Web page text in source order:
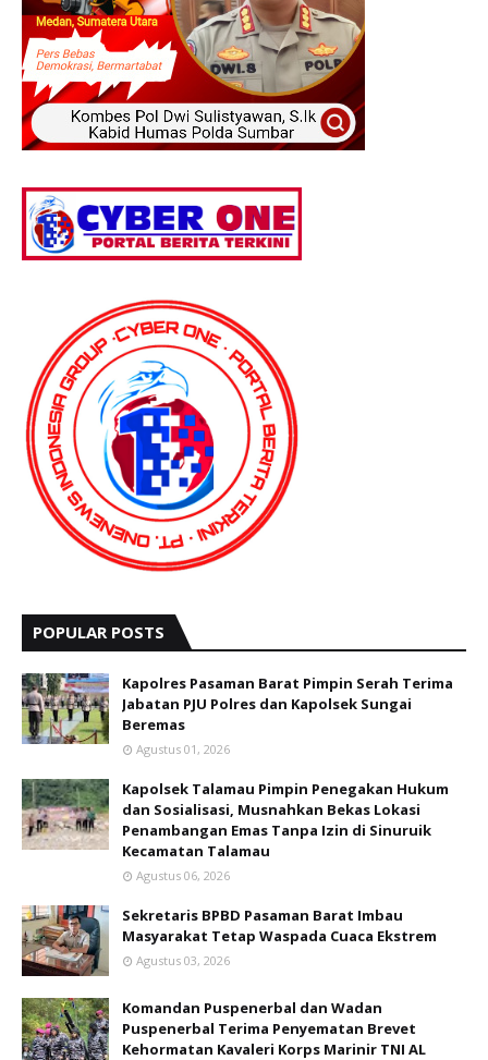
POPULAR POSTS
Kapolres Pasaman Barat Pimpin Serah Terima
Jabatan PJU Polres dan Kapolsek Sungai
Beremas
Agustus 01, 2026
Kapolsek Talamau Pimpin Penegakan Hukum
dan Sosialisasi, Musnahkan Bekas Lokasi
Penambangan Emas Tanpa Izin di Sinuruik
Kecamatan Talamau
Agustus 06, 2026
Sekretaris BPBD Pasaman Barat Imbau
Masyarakat Tetap Waspada Cuaca Ekstrem
Agustus 03, 2026
Komandan Puspenerbal dan Wadan
Puspenerbal Terima Penyematan Brevet
Kehormatan Kavaleri Korps Marinir TNI AL